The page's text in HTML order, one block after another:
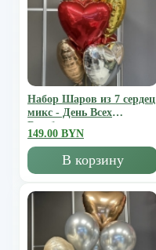
Набор Шаров из 7 сердец
микс - День Всех
Влюбленных
149.00 BYN
В корзину